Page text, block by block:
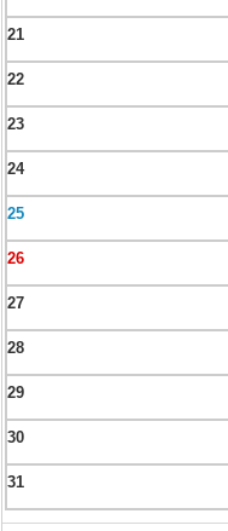
21
22
23
24
25
26
27
28
29
30
31